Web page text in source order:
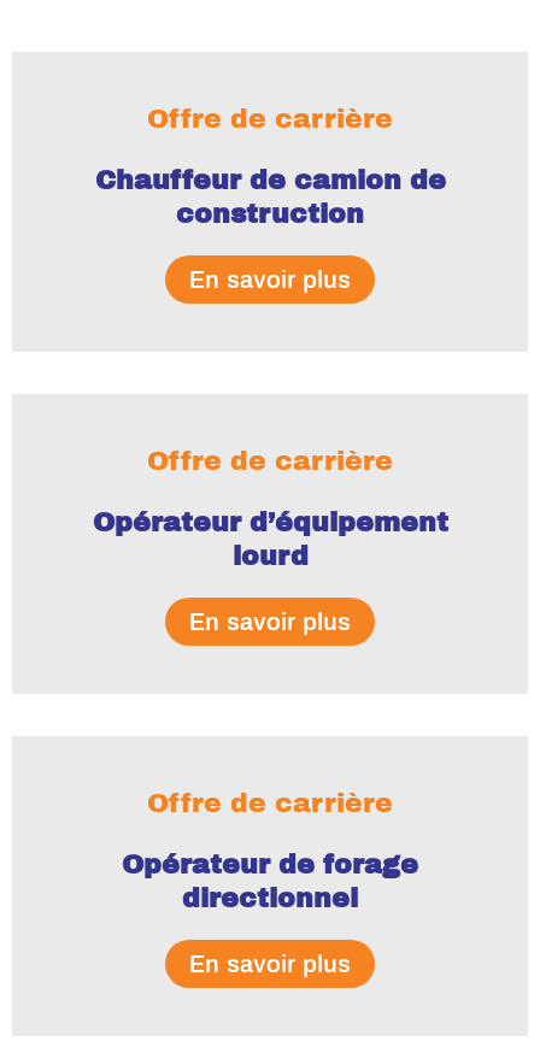
Offre de carrière
Chauffeur de camion de
construction
En savoir plus
Offre de carrière
Opérateur d’équipement
lourd
En savoir plus
Offre de carrière
Opérateur de forage
directionnel
En savoir plus